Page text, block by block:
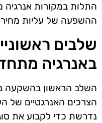
התלות במקורות אנרגיה
ההשפעה של עליות
שלבים
באנרגיה
השלב הראשון בהשקעה
הצרכים האנרגטיים של
נדרשת כדי לקבוע את